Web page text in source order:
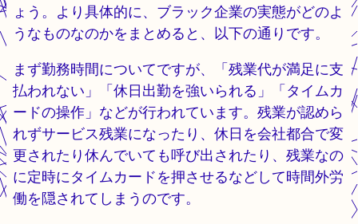
ょう。より具体的に、ブラック企業の実態がどのよ
うなものなのかをまとめると、以下の通りです。
まず勤務時間についてですが、「残業代が満足に支
払われない」「休日出勤を強いられる」「タイムカ
ードの操作」などが行われています。残業が認めら
れずサービス残業になったり、休日を会社都合で変
更されたり休んでいても呼び出されたり、残業なの
に定時にタイムカードを押させるなどして時間外労
働を隠されてしまうのです。